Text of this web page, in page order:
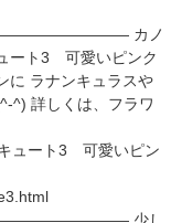
カノ
ート3 可愛いピンク
に ラナンキュラスや
^) 詳しくは、フラワ
ュート3 可愛いピン
少し